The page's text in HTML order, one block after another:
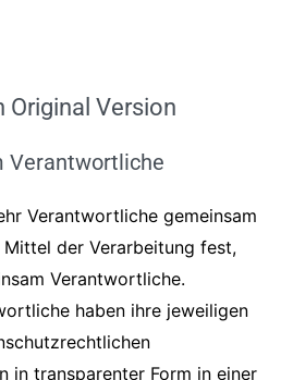
Original Version
Verantwortliche
Verantwortliche gemeinsam
der Verarbeitung fest,
Verantwortliche.
haben ihre jeweiligen
in transparenter Form in einer